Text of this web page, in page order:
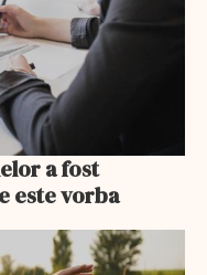
a fost
este vorba